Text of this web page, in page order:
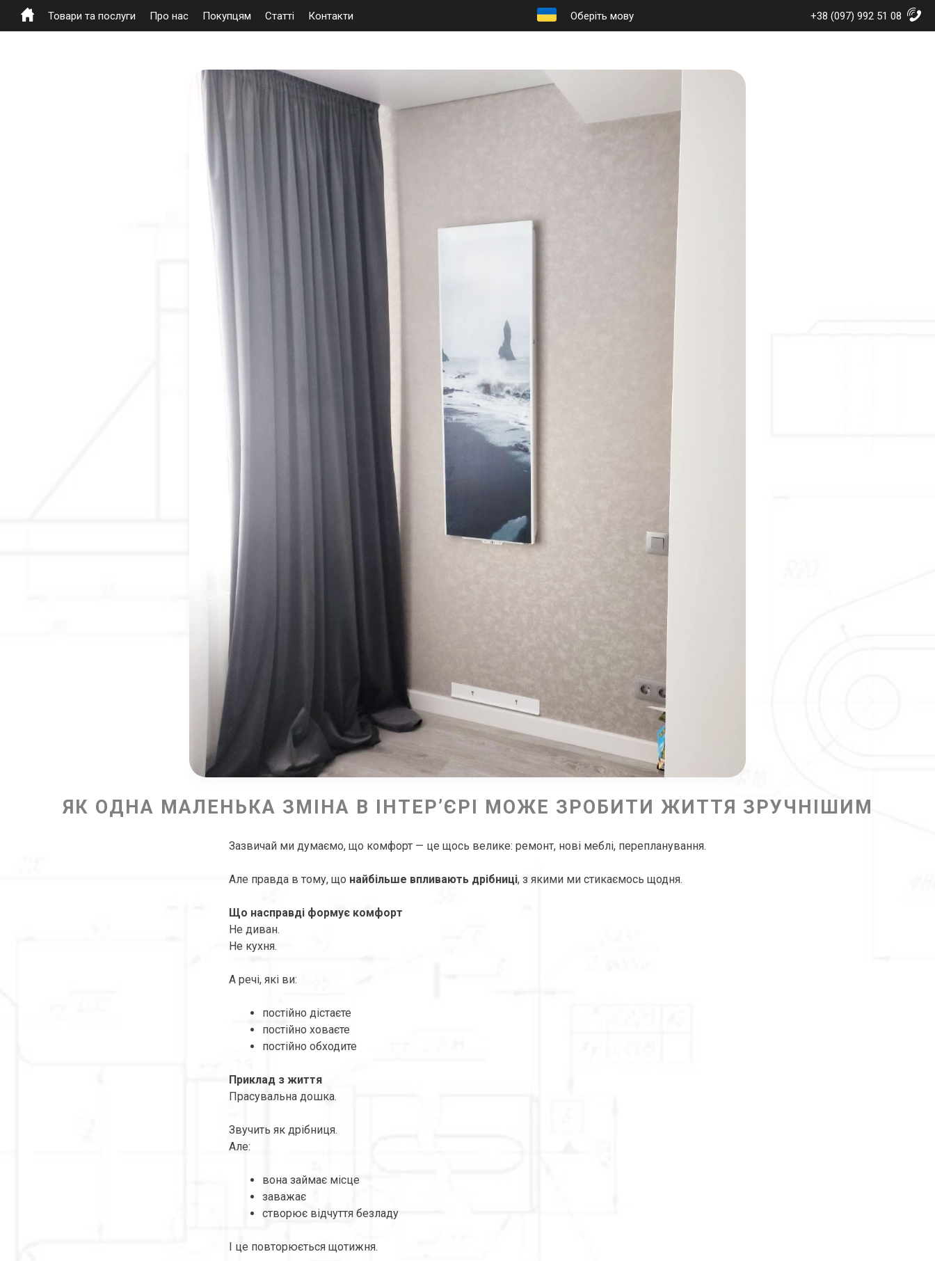
Товари та послуги Про нас Покупцям Статті Контакти Оберіть мову +38 (097) 992 51 08
ЯК ОДНА МАЛЕНЬКА ЗМІНА В ІНТЕР’ЄРІ МОЖЕ ЗРОБИТИ ЖИТТЯ ЗРУЧНІШИМ
Зазвичай ми думаємо, що комфорт — це щось велике: ремонт, нові меблі, перепланування.
Але правда в тому, що найбільше впливають дрібниці, з якими ми стикаємось щодня.
Що насправді формує комфорт
Не диван.
Не кухня.
А речі, які ви:
постійно дістаєте
постійно ховаєте
постійно обходите
Приклад з життя
Прасувальна дошка.
Звучить як дрібниця.
Але:
вона займає місце
заважає
створює відчуття безладу
І це повторюється щотижня.